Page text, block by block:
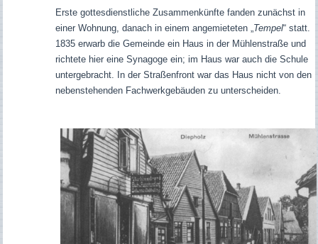
Erste gottesdienstliche Zusammenkünfte fanden zunächst in
einer Wohnung, danach in einem angemieteten „ Tempel“ statt.
1835 erwarb die Gemeinde ein Haus in der Mühlenstraße und
richtete hier eine Synagoge ein; im Haus war auch die Schule
untergebracht. In der Straßenfront war das Haus nicht von den
nebenstehenden Fachwerkgebäuden zu unterscheiden.